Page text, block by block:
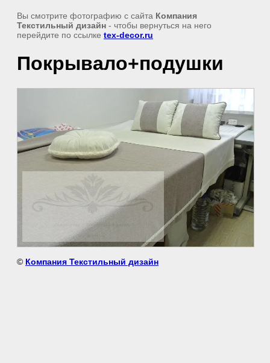
Вы смотрите фотографию с сайта Компания
Текстильный дизайн - чтобы вернуться на него
перейдите по ссылке tex-decor.ru
Покрывало+подушки
© Компания Текстильный дизайн